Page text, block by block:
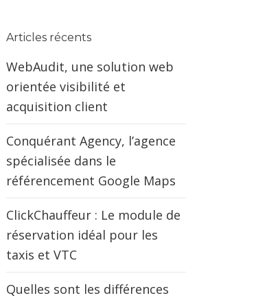
Articles récents
WebAudit, une solution web
orientée visibilité et
acquisition client
Conquérant Agency, l’agence
spécialisée dans le
référencement Google Maps
ClickChauffeur : Le module de
réservation idéal pour les
taxis et VTC
Quelles sont les différences